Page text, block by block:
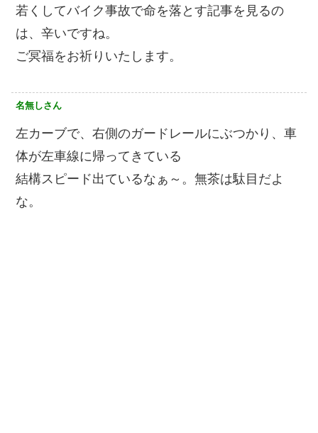
若くしてバイク事故で命を落とす記事を見るの
は、辛いですね。
ご冥福をお祈りいたします。
名無しさん
左カーブで、右側のガードレールにぶつかり、車
体が左車線に帰ってきている
結構スピード出ているなぁ～。無茶は駄目だよ
な。